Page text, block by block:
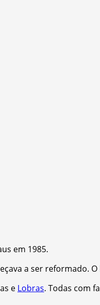
em 1985.
a ser reformado.
e Lobras. Todas com